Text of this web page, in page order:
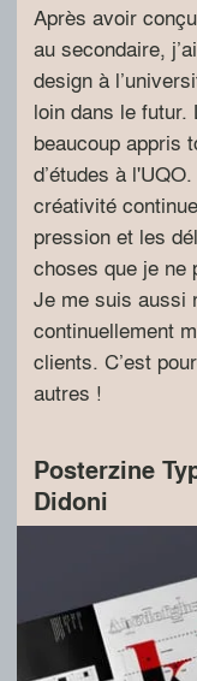
Après avoir
au secondaire,
design à
loin dans le futur.
beaucoup appris
d’études à
créativité
pression et les
choses que je ne
Je me suis aussi
continuellement
clients. C’est
autres !
Posterzine
Didoni